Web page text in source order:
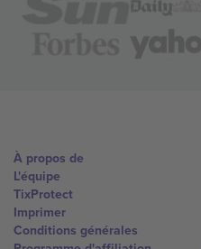
À propos de
L'équipe
TixProtect
Imprimer
Conditions générales